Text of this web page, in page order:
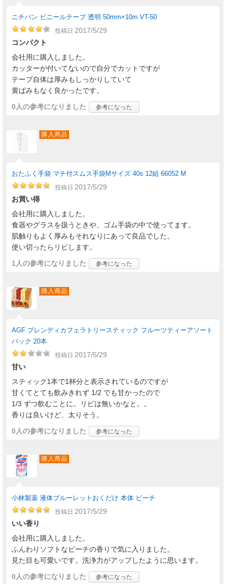
ニチバン ビニールテープ 透明 50mm×10m VT-50
投稿日 2017/5/29
コンパクト
会社用に購入しました。
カッターが付いてないので自分でカットですが
テープ自体は厚みもしっかりしていて
黄ばみもなく良かったです。
0人の参考になりました 参考になった
購入商品
おたふく手袋 マチ付スムス手袋Mサイズ 40s 12組 66052 M
投稿日 2017/5/29
お買い得
会社用に購入しました。
食器やグラスを扱うときや、ゴム手袋の中で使ってます。
肌触りもよく厚みもそれなりにあって良品でした。
使い切ったらリピします。
1人の参考になりました 参考になった
購入商品
AGF ブレンディカフェラトリースティック フルーツティーアソート
パック 20本
投稿日 2017/5/29
甘い
スティック1本で1杯分と表示されているのですが
甘くてとても飲みきれず 1/2 でも甘かったので
1/3 ずつ飲むことに。リピは無いかなと。。
香りは良いけど、太りそう。
0人の参考になりました 参考になった
購入商品
小林製薬 液体ブルーレットおくだけ 本体 ピーチ
投稿日 2017/5/29
いい香り
会社用に購入しました。
ふんわりソフトなピーチの香りで気に入りました。
見た目も可愛いです。洗浄力がアップしたように思います。
0人の参考になりました 参考になった